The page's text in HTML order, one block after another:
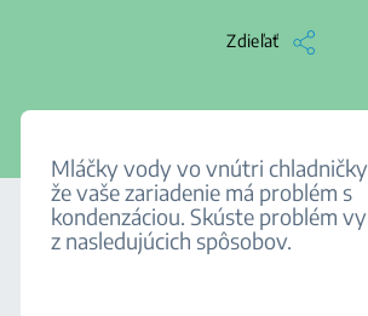
Zdieľať
Mláčky vody vo vnútri
že vaše zariadenie má problém s
kondenzáciou. Skúste problém
z nasledujúcich spôsobov.